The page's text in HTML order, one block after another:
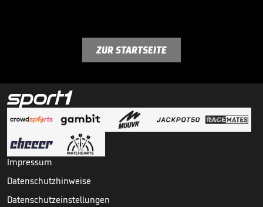
ZUR STARTSEITE
Impressum
Datenschutzhinweise
Datenschutzeinstellungen